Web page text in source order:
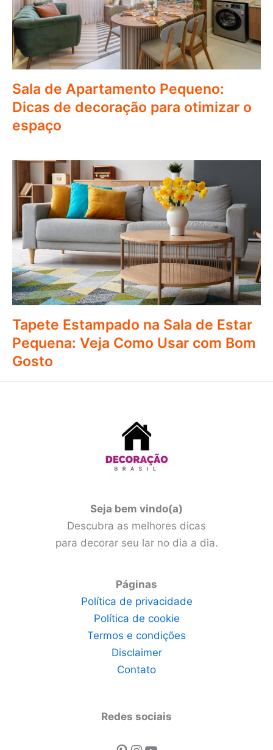
Sala de Apartamento Pequeno:
Dicas de decoração para otimizar o
espaço
Tapete Estampado na Sala de Estar
Pequena: Veja Como Usar com Bom
Gosto
Seja bem vindo(a)
Descubra as melhores dicas
para decorar seu lar no dia a dia.
Páginas
Política de privacidade
Política de cookie
Termos e condições
Disclaimer
Contato
Redes sociais